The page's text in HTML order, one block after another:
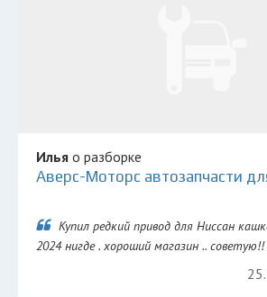
Илья о разборке
Аверс-Моторс автозапчасти
Купил редкий привод для Ниссан
2024 нигде . хороший магазин .. советую!!